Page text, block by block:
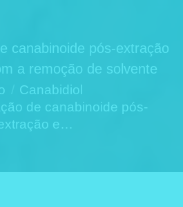
canabinoide pós-extração
a remoção de solvente
Canabidiol
de canabinoide pós-
e…